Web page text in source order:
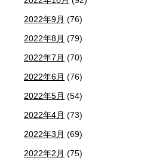
2022年9月 (76)
2022年8月 (79)
2022年7月 (70)
2022年6月 (76)
2022年5月 (54)
2022年4月 (73)
2022年3月 (69)
2022年2月 (75)